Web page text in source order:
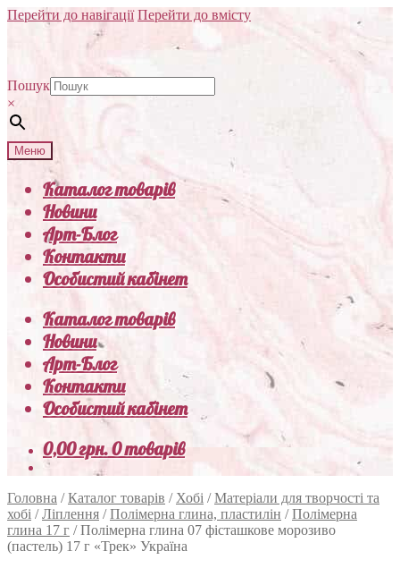
Перейти до навігації Перейти до вмісту
Пошук
×
Меню
Каталог товарів
Новини
Арт-Блог
Контакти
Особистий кабінет
Каталог товарів
Новини
Арт-Блог
Контакти
Особистий кабінет
0,00грн.0 товарів
Головна /Каталог товарів / Хобі /Матеріали для творчості та
хобі /Ліплення /Полімерна глина, пластилін /Полімерна
глина 17 г /Полімерна глина 07 фісташкове морозиво
(пастель) 17 г «Трек» Україна